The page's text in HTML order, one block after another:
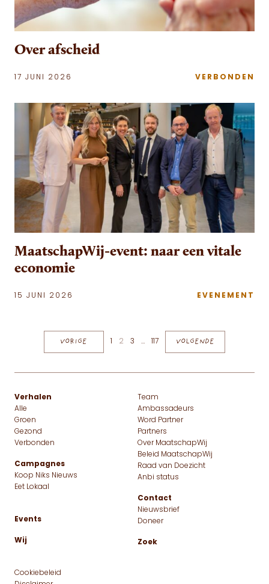
Over afscheid
17 JUNI 2026 VERBONDEN
MaatschapWij-event: naar een vitale
economie
15 JUNI 2026 EVENEMENT
Berichten paginering
VORIGE 2 3 … 117 VOLGENDE
Verhalen
Alle
Groen
Gezond
Verbonden
Campagnes
Koop Niks Nieuws
Eet Lokaal
Events
Wij
Team
Ambassadeurs
Word Partner
Partners
Over MaatschapWij
Beleid MaatschapWij
Raad van Doezicht
Anbi status
Contact
Nieuwsbrief
Doneer
Zoek
Cookiebeleid